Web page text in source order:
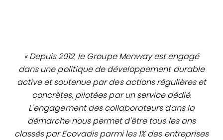
« Depuis 2012, le Groupe Menway est engagé
dans une politique de développement durable
active et soutenue par des actions régulières et
concrètes, pilotées par un service dédié.
L’engagement des collaborateurs dans la
démarche nous permet d’être tous les ans
classés par Ecovadis parmi les 1% des entreprises